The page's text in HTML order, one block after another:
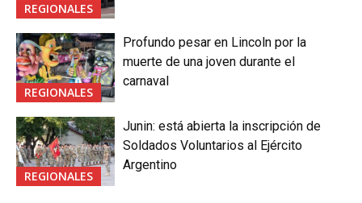
REGIONALES
REGIONALES
Profundo pesar en Lincoln por la
muerte de una joven durante el
carnaval
REGIONALES
Junin: está abierta la inscripción de
Soldados Voluntarios al Ejército
Argentino